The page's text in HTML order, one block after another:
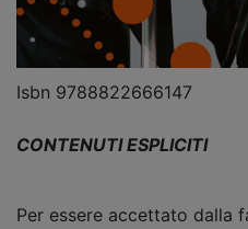
Isbn 9788822666147
CONTENUTI ESPLICITI
Per essere accettato dalla